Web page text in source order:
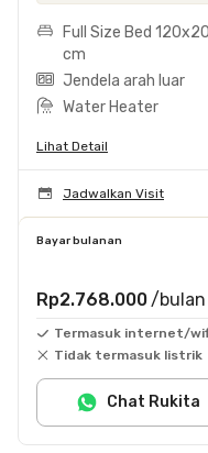
Full Size Bed
cm
Jendela arah luar
Water Heater
Lihat Detail
Jadwalkan Visit
Bayar bulanan
Rp2.768.000 /bulan
Termasuk internet/
Tidak termasuk listrik
Chat Rukita